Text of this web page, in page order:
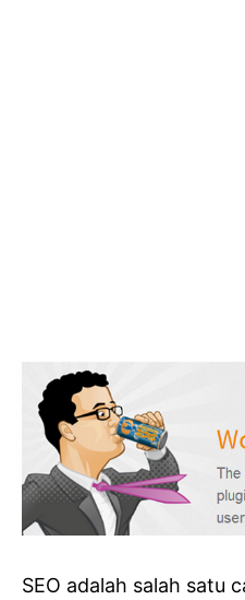
SEO adalah salah satu